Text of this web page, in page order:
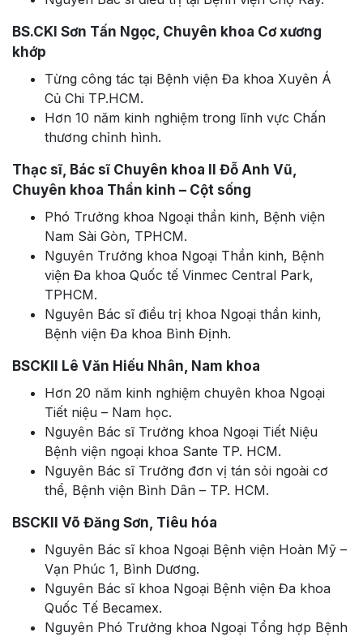
BS.CKI Sơn Tấn Ngọc, Chuyên khoa Cơ xương
khớp
Từng công tác tại Bệnh viện Đa khoa Xuyên Á
Củ Chi TP.HCM.
Hơn 10 năm kinh nghiệm trong lĩnh vực Chấn
thương chỉnh hình.
Thạc sĩ, Bác sĩ Chuyên khoa II Đỗ Anh Vũ,
Chuyên khoa Thần kinh – Cột sống
Phó Trưởng khoa Ngoại thần kinh, Bệnh viện
Nam Sài Gòn, TPHCM.
Nguyên Trưởng khoa Ngoại Thần kinh, Bệnh
viện Đa khoa Quốc tế Vinmec Central Park,
TPHCM.
Nguyên Bác sĩ điều trị khoa Ngoại thần kinh,
Bệnh viện Đa khoa Bình Định.
BSCKII Lê Văn Hiếu Nhân, Nam khoa
Hơn 20 năm kinh nghiệm chuyên khoa Ngoại
Tiết niệu – Nam học.
Nguyên Bác sĩ Trưởng khoa Ngoại Tiết Niệu
Bệnh viện ngoại khoa Sante TP. HCM.
Nguyên Bác sĩ Trưởng đơn vị tán sỏi ngoài cơ
thể, Bệnh viện Bình Dân – TP. HCM.
BSCKII Võ Đăng Sơn, Tiêu hóa
Nguyên Bác sĩ khoa Ngoại Bệnh viện Hoàn Mỹ –
Vạn Phúc 1, Bình Dương.
Nguyên Bác sĩ khoa Ngoại Bệnh viện Đa khoa
Quốc Tế Becamex.
Nguyên Phó Trưởng khoa Ngoại Tổng hợp Bệnh